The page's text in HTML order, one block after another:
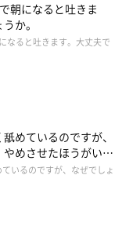
朝になると吐きま
か。
なると吐きます。大丈夫で
めているのですが、
めさせたほうがいい
いるのですが、なぜでしょ